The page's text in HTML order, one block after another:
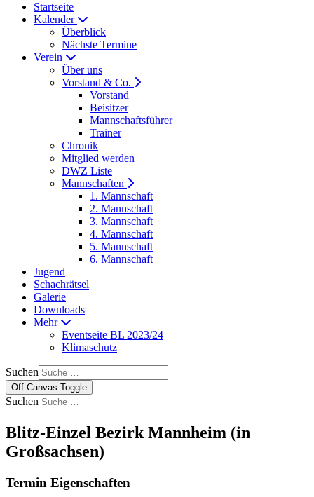
Startseite
Kalender
Überblick
Nächste Termine
Verein
Über uns
Vorstand & Co.
Vorstand
Beisitzer
Mannschaftsführer
Trainer
Chronik
Mitglied werden
DWZ Liste
Mannschaften
1. Mannschaft
2. Mannschaft
3. Mannschaft
4. Mannschaft
5. Mannschaft
6. Mannschaft
Jugend
Schachrätsel
Galerie
Downloads
Mehr
Eventseite BL 2023/24
Klimaschutz
Suchen
Off-Canvas Toggle
Suchen
Blitz-Einzel Bezirk Mannheim (in
Großsachsen)
Termin Eigenschaften